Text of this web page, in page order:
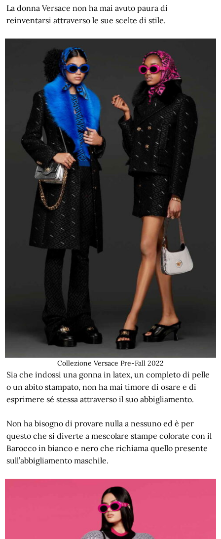
La donna Versace non ha mai avuto paura di
reinventarsi attraverso le sue scelte di stile.
Collezione Versace Pre-Fall 2022
Sia che indossi una gonna in latex, un completo di pelle
o un abito stampato, non ha mai timore di osare e di
esprimere sé stessa attraverso il suo abbigliamento.
Non ha bisogno di provare nulla a nessuno ed è per
questo che si diverte a mescolare stampe colorate con il
Barocco in bianco e nero che richiama quello presente
sull’abbigliamento maschile.